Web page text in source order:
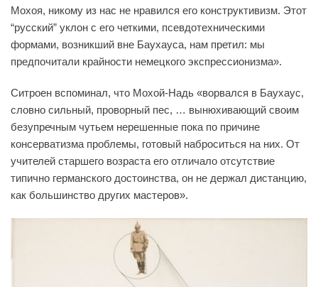
Мохоя, никому из нас не нравился его конструктивизм. Этот
“русский” уклон с его четкими, псевдотехническими
формами, возникший вне Баухауса, нам претил: мы
предпочитали крайности немецкого экспрессионизма».
Ситроен вспоминал, что Мохой-Надь «ворвался в Баухаус,
словно сильный, проворный пес, … вынюхивающий своим
безупречным чутьем нерешенные пока по причине
консерватизма проблемы, готовый наброситься на них. От
учителей старшего возраста его отличало отсутствие
типично германского достоинства, он не держал дистанцию,
как большинство других мастеров».